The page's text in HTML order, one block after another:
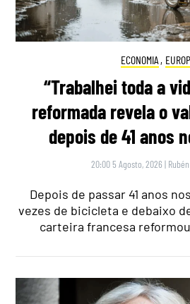
ECONOMIA ,
“Trabalhei toda a
reformada revela o
depois de 41 anos
20:00 5 Agosto, 2026 |
Depois de passar 41 anos
vezes de bicicleta e debaixo
carteira francesa